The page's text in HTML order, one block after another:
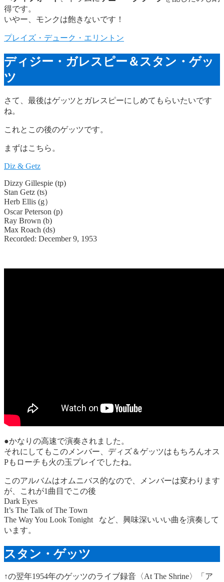
得です。
いやー、モンクは飽きないです！
プレイズ・デューク・エリントン
ディジー・ガレスピー＆スタン・ゲッ
ツ
さて、最後はゲッツとガレスピーにしめてもらいたいです
ね。
これとこの後のゲッツです。
まずはこちら。
Diz & Getz
Dizzy Gillespie (tp)
Stan Getz (ts)
Herb Ellis (g）
Oscar Peterson (p)
Ray Brown (b)
Max Roach (ds)
Recorded: December 9, 1953
●かなりの高速で演奏されました。
それにしてもこのメンバー、ディズ＆ゲッツはもちろんオス
Pもローチも火の玉プレイでしたね。
このアルバムはオムニバス的なので、メンバーは変わります
が、これが1曲目でこの後
Dark Eyes
It’s The Talk of The Town
The Way You Look Tonight など、興味深いいい曲を演奏して
います。
スタン・ゲッツ
↑の翌年1954年のゲッツのライブ録音〈At The Shrine〉「ア